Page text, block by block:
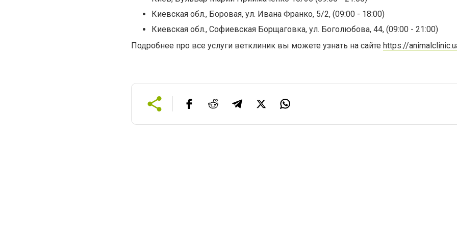
Киевская обл., Боровая, ул. Ивана Франко, 5/2, (09:00 - 18:00)
Киевская обл., Софиевская Борщаговка, ул. Боголюбова, 44, (09:00 - 21:00)
Подробнее про все услуги ветклиник вы можете узнать на сайте https://